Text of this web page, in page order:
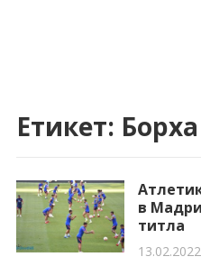
Етикет:
в
титла
13.02.2022